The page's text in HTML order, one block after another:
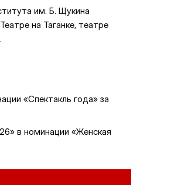
им. Б. Щукина
на Таганке, театре
«Спектакль года» за
в номинации «Женская